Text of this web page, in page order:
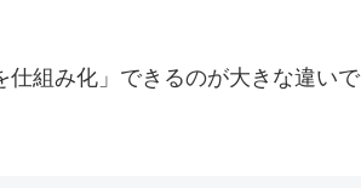
組み化」できるのが大きな違いで